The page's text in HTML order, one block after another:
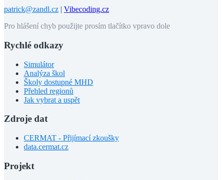
patrick@zandl.cz | Vibecoding.cz
Pro hlášení chyb použijte prosím tlačítko vpravo dole
Rychlé odkazy
Simulátor
Analýza škol
Školy dostupné MHD
Přehled regionů
Jak vybrat a uspět
Zdroje dat
CERMAT - Přijímací zkoušky
data.cermat.cz
Projekt